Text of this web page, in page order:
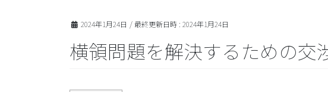
2024年1月24日 / 最終更新日時 : 2024年1月24日
横領問題を解決するための交